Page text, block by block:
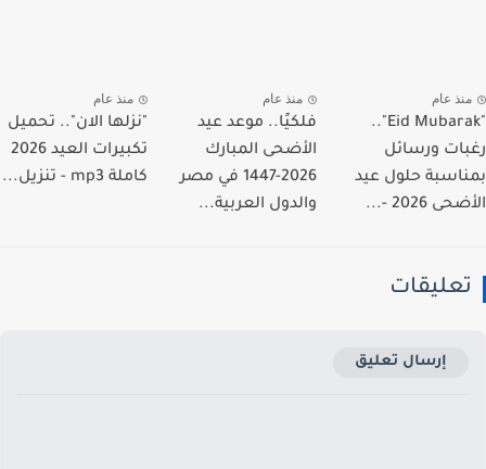
عام
"Eid Mubarak"..
ورسائل
حلول عيد
2026 -...
منذ عام
فلكيًا.. موعد عيد
الأضحى المبارك
2026-1447 في مصر
والدول العربية...
منذ عام
"نزلها الان".. تحميل
تكبيرات العيد 2026
كاملة mp3 - تنزيل...
إرسال تعليق